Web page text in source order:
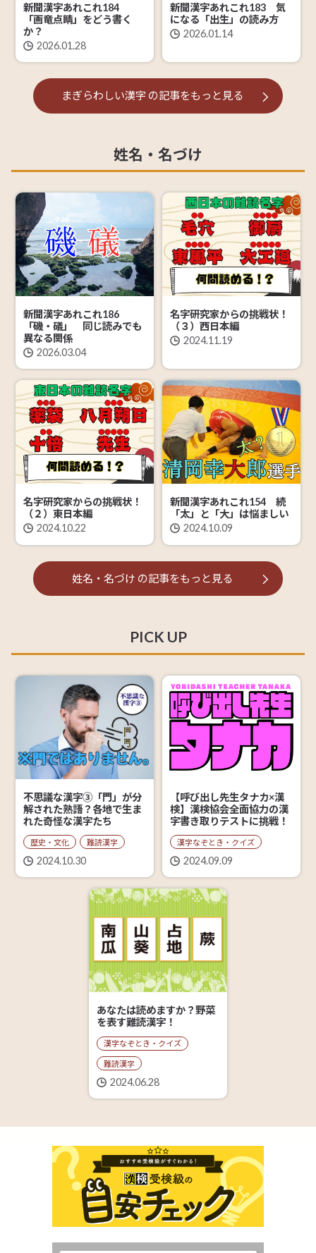
新聞漢字あれこれ184
「画竜点睛」をどう書く
か？
2026.01.28
新聞漢字あれこれ183 気
になる「出生」の読み方
2026.01.14
まぎらわしい漢字 の記事をもっと見る
姓名・名づけ
新聞漢字あれこれ186
「磯・礒」 同じ読みでも
異なる関係
2026.03.04
名字研究家からの挑戦状！
（３）西日本編
2024.11.19
名字研究家からの挑戦状！
（２）東日本編
2024.10.22
新聞漢字あれこれ154 続
「太」と「大」は悩ましい
2024.10.09
姓名・名づけ の記事をもっと見る
PICK UP
不思議な漢字③「門」が分
解された熟語？各地で生ま
れた奇怪な漢字たち
歴史・文化 難読漢字
2024.10.30
【呼び出し先生タナカ×漢
検】漢検協会全面協力の漢
字書き取りテストに挑戦！
漢字なぞとき・クイズ
2024.09.09
あなたは読めますか？野菜
を表す難読漢字！
漢字なぞとき・クイズ
難読漢字
2024.06.28